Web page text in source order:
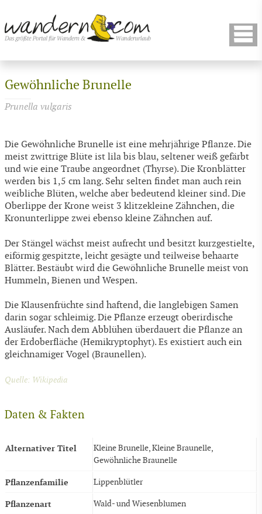
Gewöhnliche Brunelle
Prunella vulgaris
Die Gewöhnliche Brunelle ist eine mehrjährige Pflanze. Die
meist zwittrige Blüte ist lila bis blau, seltener weiß gefärbt
und wie eine Traube angeordnet (Thyrse). Die Kronblätter
werden bis 1,5 cm lang. Sehr selten findet man auch rein
weibliche Blüten, welche aber bedeutend kleiner sind. Die
Oberlippe der Krone weist 3 klitzekleine Zähnchen, die
Kronunterlippe zwei ebenso kleine Zähnchen auf.
Der Stängel wächst meist aufrecht und besitzt kurzgestielte,
eiförmig gespitzte, leicht gesägte und teilweise behaarte
Blätter. Bestäubt wird die Gewöhnliche Brunelle meist von
Hummeln, Bienen und Wespen.
Die Klausenfrüchte sind haftend, die langlebigen Samen
darin sogar schleimig. Die Pflanze erzeugt oberirdische
Ausläufer. Nach dem Abblühen überdauert die Pflanze an
der Erdoberfläche (Hemikryptophyt). Es existiert auch ein
gleichnamiger Vogel (Braunellen).
Quelle: Wikipedia
Daten & Fakten
Alternativer Titel
Kleine Brunelle, Kleine Braunelle,
Gewöhnliche Braunelle
Pflanzenfamilie Lippenblütler
Pflanzenart Wald- und Wiesenblumen